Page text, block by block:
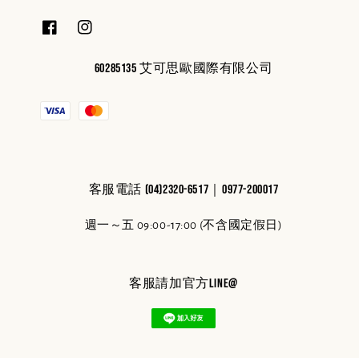
60285135 艾可思歐國際有限公司
客服電話 (04)2320-6517｜0977-200017
週一～五 09:00-17:00 (不含國定假日)
客服請加官方line@